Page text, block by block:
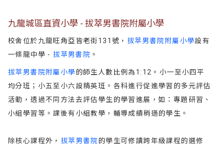
九龍城區直資小學 - 拔萃男書院附屬小學
校舍位於九龍旺角亞皆老街131號， 拔萃男書院附屬小學設有
一條龍中學 - 拔萃男書院 。
拔萃男書院附屬小學的師生人數比例為1:12。小一至小四平
均分班；小五至小六設精英班。各科進行促進學習的多元評估
活動，透過不同方法去評估學生的學習進展，如：專題研習、
小組學習等。課後有小組教學，輔導成績稍遜的學生。
除核心課程外， 拔萃男書院的學生可修讀跨年級課程的選修